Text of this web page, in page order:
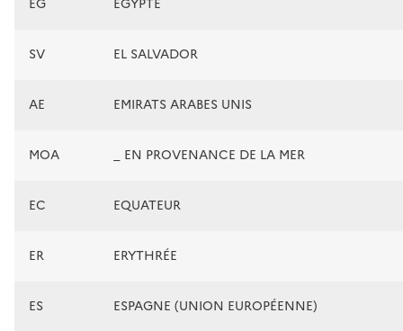
SV EL SALVADOR
AE EMIRATS ARABES UNIS
MOA _ EN PROVENANCE DE LA MER
EC EQUATEUR
ER ERYTHRÉE
ES ESPAGNE (UNION EUROPÉENNE)